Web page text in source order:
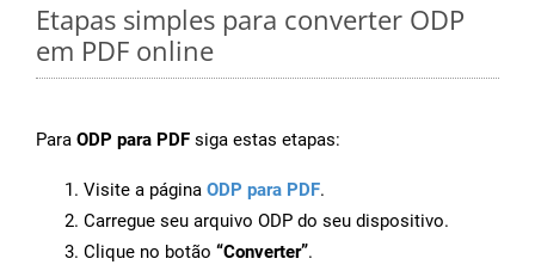
Etapas simples para converter ODP
em PDF online
Para ODP para PDF siga estas etapas:
Visite a página ODP para PDF.
Carregue seu arquivo ODP do seu dispositivo.
Clique no botão “Converter”.